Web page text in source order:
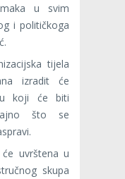
u svim
i političkoga
tijela
izradit će
u koji će biti
što se
uvrštena u
skupa